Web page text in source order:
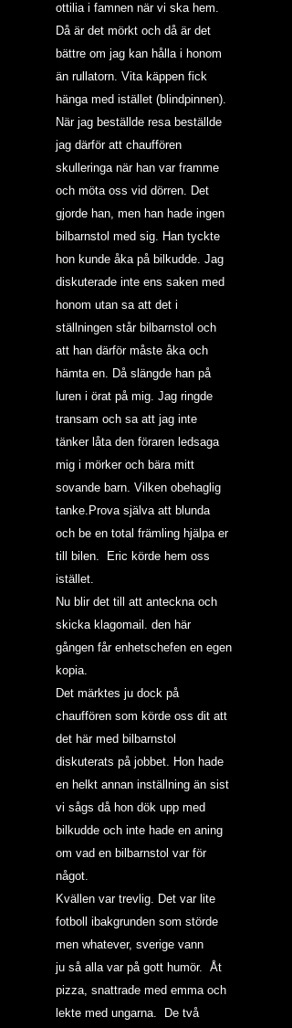
ottilia i famnen när vi ska hem.
Då är det mörkt och då är det
bättre om jag kan hålla i honom
än rullatorn. Vita käppen fick
hänga med istället (blindpinnen).
När jag beställde resa beställde
jag därför att chauffören
skulleringa när han var framme
och möta oss vid dörren. Det
gjorde han, men han hade ingen
bilbarnstol med sig. Han tyckte
hon kunde åka på bilkudde. Jag
diskuterade inte ens saken med
honom utan sa att det i
ställningen står bilbarnstol och
att han därför måste åka och
hämta en. Då slängde han på
luren i örat på mig. Jag ringde
transam och sa att jag inte
tänker låta den föraren ledsaga
mig i mörker och bära mitt
sovande barn. Vilken obehaglig
tanke.Prova själva att blunda
och be en total främling hjälpa er
till bilen.  Eric körde hem oss
istället.
Nu blir det till att anteckna och
skicka klagomail. den här
gången får enhetschefen en egen
kopia.
Det märktes ju dock på
chauffören som körde oss dit att
det här med bilbarnstol
diskuterats på jobbet. Hon hade
en helkt annan inställning än sist
vi sågs då hon dök upp med
bilkudde och inte hade en aning
om vad en bilbarnstol var för
något.
Kvällen var trevlig. Det var lite
fotboll ibakgrunden som störde
men whatever, sverige vann
ju så alla var på gott humör.  Åt
pizza, snattrade med emma och
lekte med ungarna.  De två